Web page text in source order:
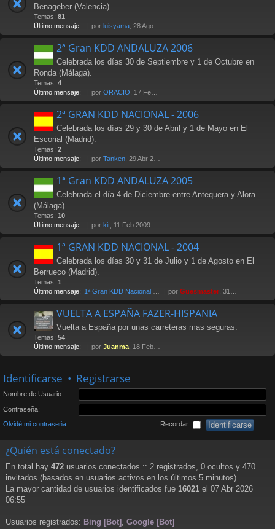
Benageber (Valencia).
Temas: 81
Último mensaje:
por luisyama , 28 Ago 2009 19:24
2ª Gran KDD ANDALUZA 2006
Celebrada los días 30 de Septiembre y 1 de Octubre en
Ronda (Málaga).
Temas: 4
Último mensaje:
por ORACIO , 17 Feb 2007 23:29
2ª GRAN KDD NACIONAL - 2006
Celebrada los días 29 y 30 de Abril y 1 de Mayo en El
Escorial (Madrid).
Temas: 2
Último mensaje:
por Tanken , 29 Abr 2006 14:25
1ª Gran KDD ANDALUZA 2005
Celebrada el día 4 de Diciembre entre Antequera y Alora
(Málaga).
Temas: 10
Último mensaje:
por kit , 11 Feb 2009 17:08
1ª GRAN KDD NACIONAL - 2004
Celebrada los días 30 y 31 de Julio y 1 de Agosto en El
Berrueco (Madrid).
Temas: 1
Último mensaje: 1ª Gran KDD Nacional 2004 por Güesmaster , 31 Oct 2005 11:37
VUELTA A ESPAÑA FAZER-HISPANIA
Vuelta a España por unas carreteras mas seguras.
Temas: 54
Último mensaje:
por Juanma , 18 Feb 2013 12:27
Identificarse • Registrarse
Nombre de Usuario:
Contraseña:
Olvidé mi contraseña Recordar
¿Quién está conectado?
En total hay 472 usuarios conectados :: 2 registrados, 0 ocultos y 470
invitados (basados en usuarios activos en los últimos 5 minutos)
La mayor cantidad de usuarios identificados fue 16021 el 07 Abr 2026
06:55
Usuarios registrados: Bing [Bot] , Google [Bot]